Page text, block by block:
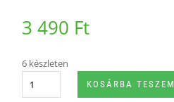
3 490 Ft
6 készleten
KOSÁRBA TESZEM